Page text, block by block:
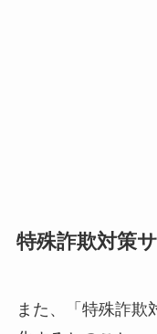
特殊詐欺対策
また、「特殊詐欺